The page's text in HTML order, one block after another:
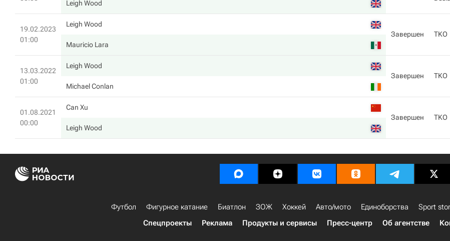
Leigh Wood
19.02.2023
01:00
Leigh Wood
Завершен
TKO
Mauricio Lara
13.03.2022
01:00
Leigh Wood
Завершен
TKO
Michael Conlan
01.08.2021
00:00
Can Xu
Завершен
TKO
Leigh Wood
Футбол Фигурное катание Биатлон ЗОЖ Хоккей Авто/мото Единоборства Sport
Спецпроекты
Реклама Продукты и сервисы Пресс-центр Об агентстве